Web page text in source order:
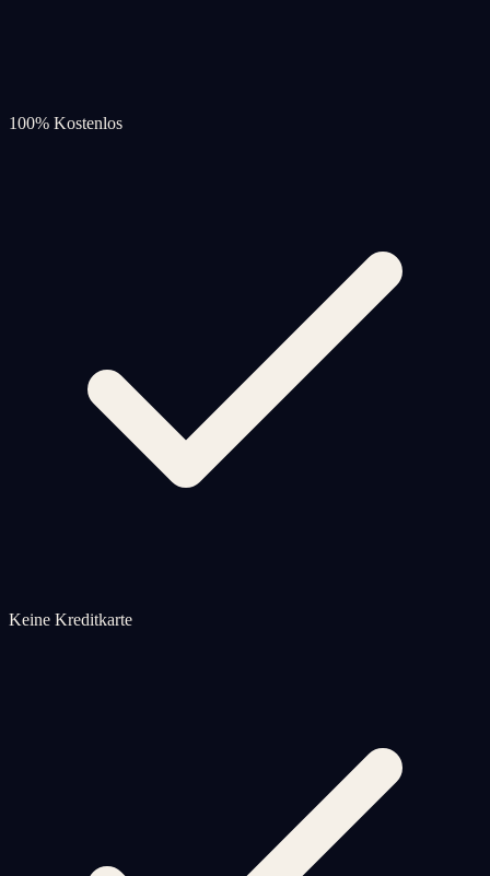
100% Kostenlos
Keine Kreditkarte